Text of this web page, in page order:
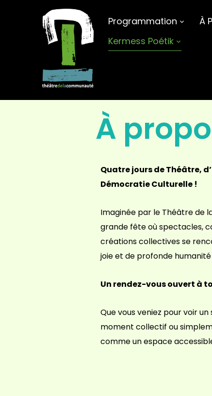
Programmation À
Kermess Poétik
À
Quatre jours de Théâtre,
Démocratie Culturelle !
Imaginée par le Théâtre de
grande fête où spectacles,
créations collectives se
joie et de profonde
Un rendez-vous ouvert à
Que vous veniez pour voir
moment collectif ou
comme un espace